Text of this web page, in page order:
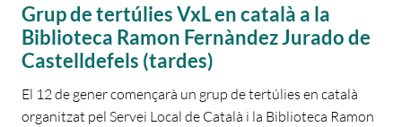
Grup de tertúlies VxL en català a la
Biblioteca Ramon Fernàndez Jurado de
Castelldefels (tardes)
El 12 de gener començarà un grup de tertúlies en català
organitzat pel Servei Local de Català i la Biblioteca Ramon